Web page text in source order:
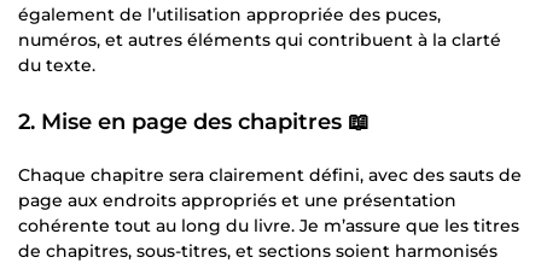
également de l’utilisation appropriée des puces,
numéros, et autres éléments qui contribuent à la clarté
du texte.
2. Mise en page des chapitres 📖
Chaque chapitre sera clairement défini, avec des sauts de
page aux endroits appropriés et une présentation
cohérente tout au long du livre. Je m’assure que les titres
de chapitres, sous-titres, et sections soient harmonisés